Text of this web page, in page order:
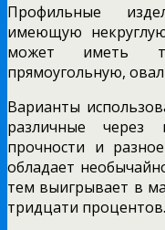
Профильные
имеющую
может иметь
прямоугольную,
Варианты
различные через
прочности и
обладает
тем выигрывает в
тридцати процентов.